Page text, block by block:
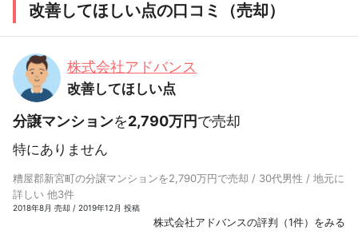
改善してほしい点の口コミ（売却）
株式会社アドバンス
改善してほしい点
分譲マンションを2,790万円で売却
特にありません
糟屋郡新宮町の分譲マンションを2,790万円で売却 / 30代男性 / 地元に
詳しい 他3件
2018年8月 売却 / 2019年12月 投稿
株式会社アドバンスの評判（1件）をみる